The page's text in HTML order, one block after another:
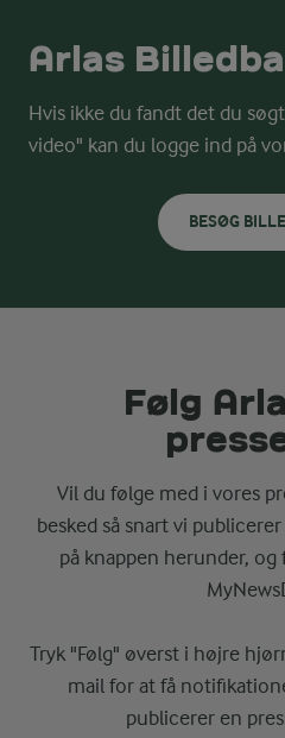
Arlas
Hvis ikke du fandt det du
video" kan du logge ind på
BESØG
Følg
Vil du følge med i vores
besked så snart vi
på knappen herunder,
Tryk "Følg" øverst i højre
mail for at få
publicerer en